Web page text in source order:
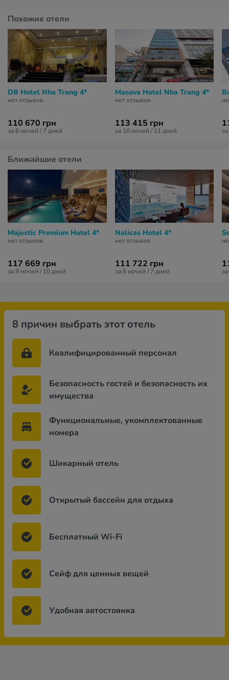
Похожие отели
DB Hotel Nha Trang 4*
нет отзывов
110 670 грн
за 6 ночей / 7 дней
Masova Hotel Nha Trang 4*
нет отзывов
113 415 грн
за 10 ночей / 11 дней
Ближайшие отели
Majestic Premium Hotel 4*
нет отзывов
117 669 грн
за 9 ночей / 10 дней
Nalicas Hotel 4*
нет отзывов
111 722 грн
за 6 ночей / 7 дней
8 причин выбрать этот отель
Квалифицированный персонал
Безопасность гостей и безопасность их
имущества
Функциональные, укомплектованные
номера
Шикарный отель
Открытый бассейн для отдыха
Бесплатный Wi-Fi
Сейф для ценных вещей
Удобная автостоянка